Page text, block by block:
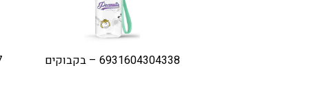
6931604304338 – בקבוקים